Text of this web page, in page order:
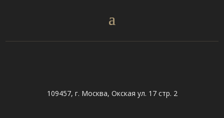
109457, г. Москва, Окская ул. 17 стр. 2